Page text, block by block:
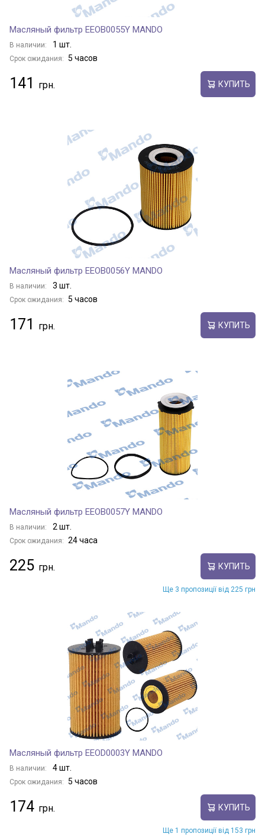
Масляный фильтр EEOB0055Y MANDO
В наличии: 1 шт.
Срок ожидания: 5 часов
141 КУПИТЬ
Масляный фильтр EEOB0056Y MANDO
В наличии: 3 шт.
Срок ожидания: 5 часов
171 КУПИТЬ
Масляный фильтр EEOB0057Y MANDO
В наличии: 2 шт.
Срок ожидания: 24 часа
225 КУПИТЬ
Ще 3 пропозиції від 225 грн
Масляный фильтр EEOD0003Y MANDO
В наличии: 4 шт.
Срок ожидания: 5 часов
174 КУПИТЬ
Ще 1 пропозиції від 153 грн